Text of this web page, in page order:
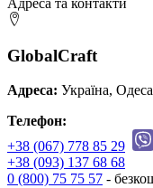
GlobalCraft
Адреса: Україна, Одеса
Телефон:
+38 (067) 778 85 29
+38 (093) 137 68 68
0 (800) 75 75 57 -